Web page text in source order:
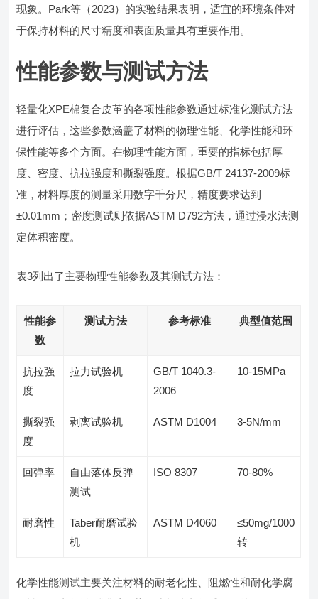
现象。Park等（2023）的实验结果表明，适宜的环境条件对
于保持材料的尺寸精度和表面质量具有重要作用。
性能参数与测试方法
轻量化XPE棉复合皮革的各项性能参数通过标准化测试方法
进行评估，这些参数涵盖了材料的物理性能、化学性能和环
保性能等多个方面。在物理性能方面，重要的指标包括厚
度、密度、抗拉强度和撕裂强度。根据GB/T 24137-2009标
准，材料厚度的测量采用数字千分尺，精度要求达到
±0.01mm；密度测试则依据ASTM D792方法，通过浸水法测
定体积密度。
表3列出了主要物理性能参数及其测试方法：
性能参
数
测试方法 参考标准 典型值范围
抗拉强
度
拉力试验机
GB/T 1040.3-
2006
10-15MPa
撕裂强
度
剥离试验机 ASTM D1004 3-5N/mm
回弹率
自由落体反弹
测试
ISO 8307 70-80%
耐磨性
Taber耐磨试验
机
ASTM D4060
≤50mg/1000
转
化学性能测试主要关注材料的耐老化性、阻燃性和耐化学腐